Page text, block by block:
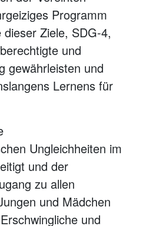
Programm
Ziele, SDG-4,
und
gewährleisten und
Lernens für
Ungleichheiten im
und der
zu allen
und Mädchen
und